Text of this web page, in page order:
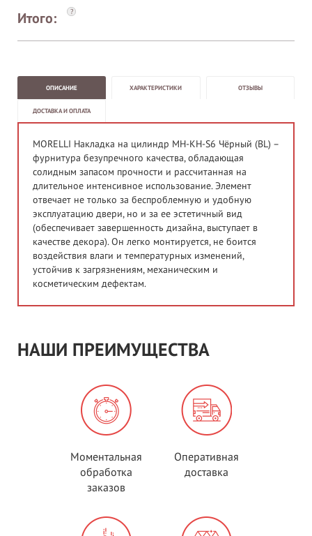
Итого: ?
ОПИСАНИЕ ХАРАКТЕРИСТИКИ ОТЗЫВЫ
ДОСТАВКА И ОПЛАТА
MORELLI Накладка на цилиндр MH-KH-S6 Чёрный (BL) –
фурнитура безупречного качества, обладающая
солидным запасом прочности и рассчитанная на
длительное интенсивное использование. Элемент
отвечает не только за беспроблемную и удобную
эксплуатацию двери, но и за ее эстетичный вид
(обеспечивает завершенность дизайна, выступает в
качестве декора). Он легко монтируется, не боится
воздействия влаги и температурных изменений,
устойчив к загрязнениям, механическим и
косметическим дефектам.
НАШИ ПРЕИМУЩЕСТВА
Моментальная
обработка
заказов
Оперативная
доставка